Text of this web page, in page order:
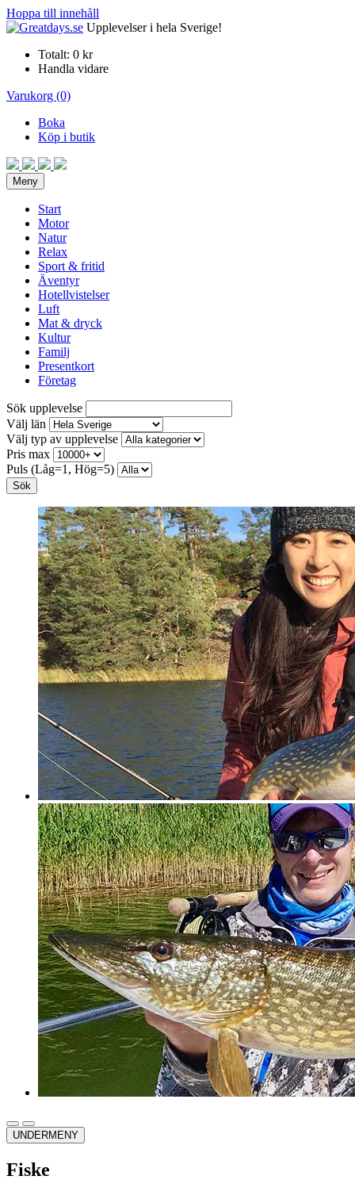
Hoppa till innehåll
Upplevelser i hela Sverige!
Totalt: 0 kr
Handla vidare
Varukorg (0)
Boka
Köp i butik
Meny
Start
Motor
Natur
Relax
Sport & fritid
Äventyr
Hotellvistelser
Luft
Mat & dryck
Kultur
Familj
Presentkort
Företag
Sök upplevelse
Välj län
Välj typ av upplevelse
Pris max
Puls (Låg=1, Hög=5)
UNDERMENY
Fiske